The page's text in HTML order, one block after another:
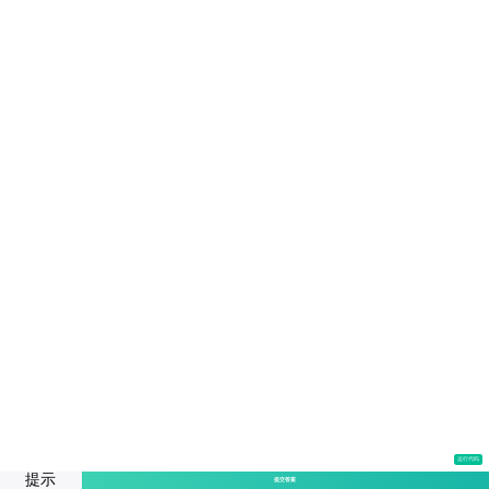
运行代码
提示 提交答案